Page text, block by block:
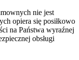
nie jest
opiera się posiłkowo
na Państwa wyraźnej
obsługi